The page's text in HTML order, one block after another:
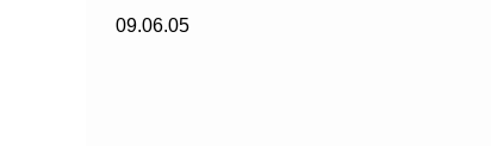
09.06.05